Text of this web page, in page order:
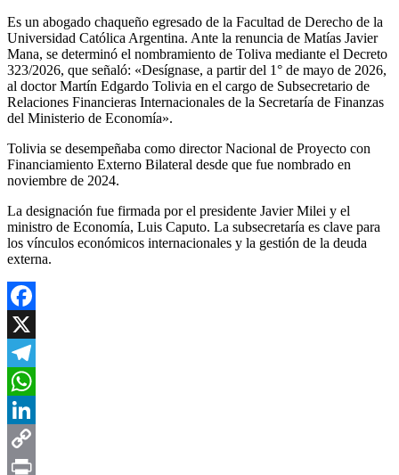
Es un abogado chaqueño egresado de la Facultad de Derecho de la
Universidad Católica Argentina. Ante la renuncia de Matías Javier
Mana, se determinó el nombramiento de Toliva mediante el Decreto
323/2026, que señaló: «Desígnase, a partir del 1° de mayo de 2026,
al doctor Martín Edgardo Tolivia en el cargo de Subsecretario de
Relaciones Financieras Internacionales de la Secretaría de Finanzas
del Ministerio de Economía».
Tolivia se desempeñaba como director Nacional de Proyecto con
Financiamiento Externo Bilateral desde que fue nombrado en
noviembre de 2024.
La designación fue firmada por el presidente Javier Milei y el
ministro de Economía, Luis Caputo. La subsecretaría es clave para
los vínculos económicos internacionales y la gestión de la deuda
externa.
Facebook
X
Telegram
WhatsApp
LinkedIn
Copy